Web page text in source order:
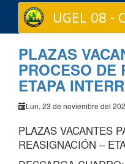
UGEL 08 -
PLAZAS
PROCESO DE
ETAPA
Lun, 23 de noviembre del
PLAZAS VACANTES
REASIGNACIÓN –